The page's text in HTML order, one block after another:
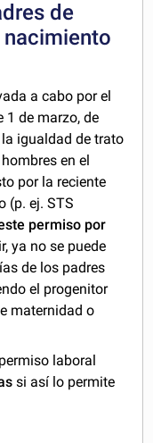
de
a cabo por el
1 de marzo, de
igualdad de trato
en el
por la reciente
(p. ej. STS
permiso por
ya no se puede
de los padres
el progenitor
maternidad o
laboral
si así lo permite